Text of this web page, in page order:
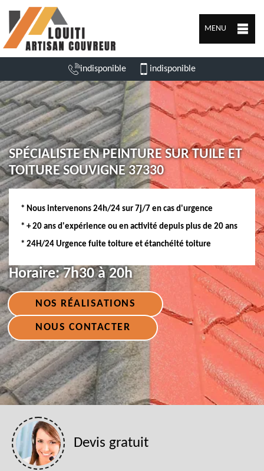
MENU
indisponible indisponible
SPÉCIALISTE EN PEINTURE SUR TUILE ET
TOITURE SOUVIGNE 37330
* Nous intervenons 24h/24 sur 7j/7 en cas d'urgence
* + 20 ans d'expérience ou en activité depuis plus de 20 ans
* 24H/24 Urgence fuite toiture et étanchéité toiture
Horaire:7h30 à 20h
NOS RÉALISATIONS
NOUS CONTACTER
Devis gratuit